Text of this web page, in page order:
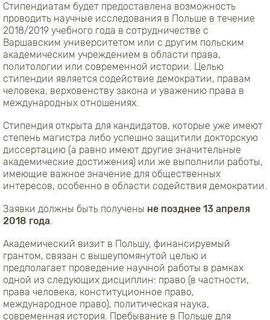
Стипендиатам будет предоставлена ​​возможность
проводить научные исследования в Польше в течение
2018/2019 учебного года в сотрудничестве с
Варшавским университетом или с другим польским
академическим учреждением в области права,
политологии или современной истории. Целью
стипендии является содействие демократии, правам
человека, верховенству закона и уважению права в
международных отношениях.
Стипендия открыта для кандидатов, которые уже имеют
степень магистра либо успешно защитили докторскую
диссертацию (а равно имеют другие значительные
академические достижения) или же выполнили работы,
имеющие важное значение для общественных
интересов, особенно в области содействия демократии.
Заявки должны быть получены не позднее 13 апреля
2018 года.
Академический визит в Польшу, финансируемый
грантом, связан с вышеупомянутой целью и
предполагает проведение научной работы в рамках
одной из следующих дисциплин: право (в частности,
права человека, конституционное право,
международное право), политическая наука,
современная история. Пребывание в Польше для